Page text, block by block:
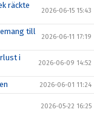
räckte
2026-06-15 15:43
till
2026-06-11 17:19
i
2026-06-09 14:52
2026-06-01 11:24
2026-05-22 16:25